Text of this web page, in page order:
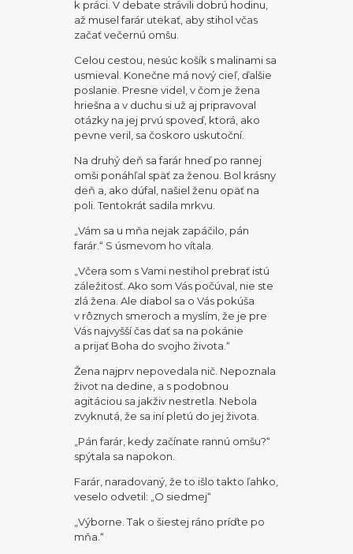
k práci. V debate strávili dobrú hodinu,
až musel farár utekať, aby stihol včas
začať večernú omšu.
Celou cestou, nesúc košík s malinami sa
usmieval. Konečne má nový cieľ, ďalšie
poslanie. Presne videl, v čom je žena
hriešna a v duchu si už aj pripravoval
otázky na jej prvú spoveď, ktorá, ako
pevne veril, sa čoskoro uskutoční.
Na druhý deň sa farár hneď po rannej
omši ponáhľal späť za ženou. Bol krásny
deň a, ako dúfal, našiel ženu opäť na
poli. Tentokrát sadila mrkvu.
„Vám sa u mňa nejak zapáčilo, pán
farár.“ S úsmevom ho vítala.
„Včera som s Vami nestihol prebrať istú
záležitosť. Ako som Vás počúval, nie ste
zlá žena. Ale diabol sa o Vás pokúša
v rôznych smeroch a myslím, že je pre
Vás najvyšší čas dať sa na pokánie
a prijať Boha do svojho života.“
Žena najprv nepovedala nič. Nepoznala
život na dedine, a s podobnou
agitáciou sa jakživ nestretla. Nebola
zvyknutá, že sa iní pletú do jej života.
„Pán farár, kedy začínate rannú omšu?“
spýtala sa napokon.
Farár, naradovaný, že to išlo takto ľahko,
veselo odvetil: „O siedmej“
„Výborne. Tak o šiestej ráno príďte po
mňa.“